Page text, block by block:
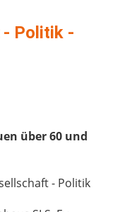
Politik -
über 60 und
- Politik